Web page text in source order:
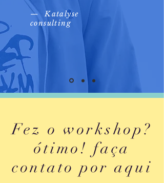
— Katalyse
consulting
Fez o workshop?
ótimo! faça
contato por aqui